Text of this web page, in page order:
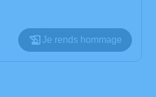
Je rends hommage